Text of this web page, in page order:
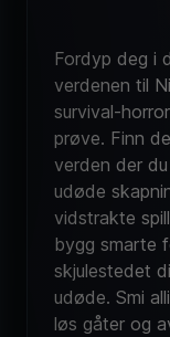
Fordyp deg i
verdenen til
survival-
prøve. Finn
verden der
udøde
vidstrakte
bygg smarte
skjulestedet
udøde. Smi
løs gåter og